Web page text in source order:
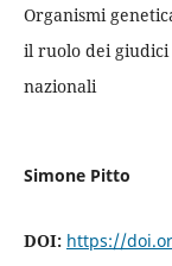
Organismi
il ruolo dei
nazionali
Simone Pitto
DOI: https://